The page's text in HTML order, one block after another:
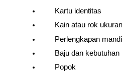
Kartu identitas
Kain atau rok
Perlengkapan
Baju dan kebutuhan
Popok